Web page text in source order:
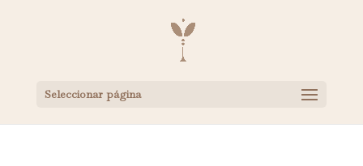
Seleccionar página